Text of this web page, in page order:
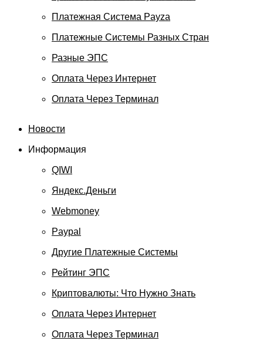
Платежная Система Payza
Платежные Системы Разных Стран
Разные ЭПС
Оплата Через Интернет
Оплата Через Терминал
Новости
Информация
QIWI
Яндекс.Деньги
Webmoney
Paypal
Другие Платежные Системы
Рейтинг ЭПС
Криптовалюты: Что Нужно Знать
Оплата Через Интернет
Оплата Через Терминал